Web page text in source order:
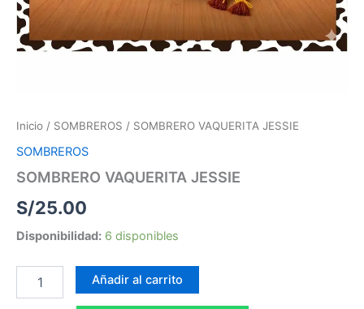
Inicio / SOMBREROS / SOMBRERO VAQUERITA JESSIE
SOMBREROS
SOMBRERO VAQUERITA JESSIE
S/25.00
Disponibilidad: 6 disponibles
Añadir al carrito